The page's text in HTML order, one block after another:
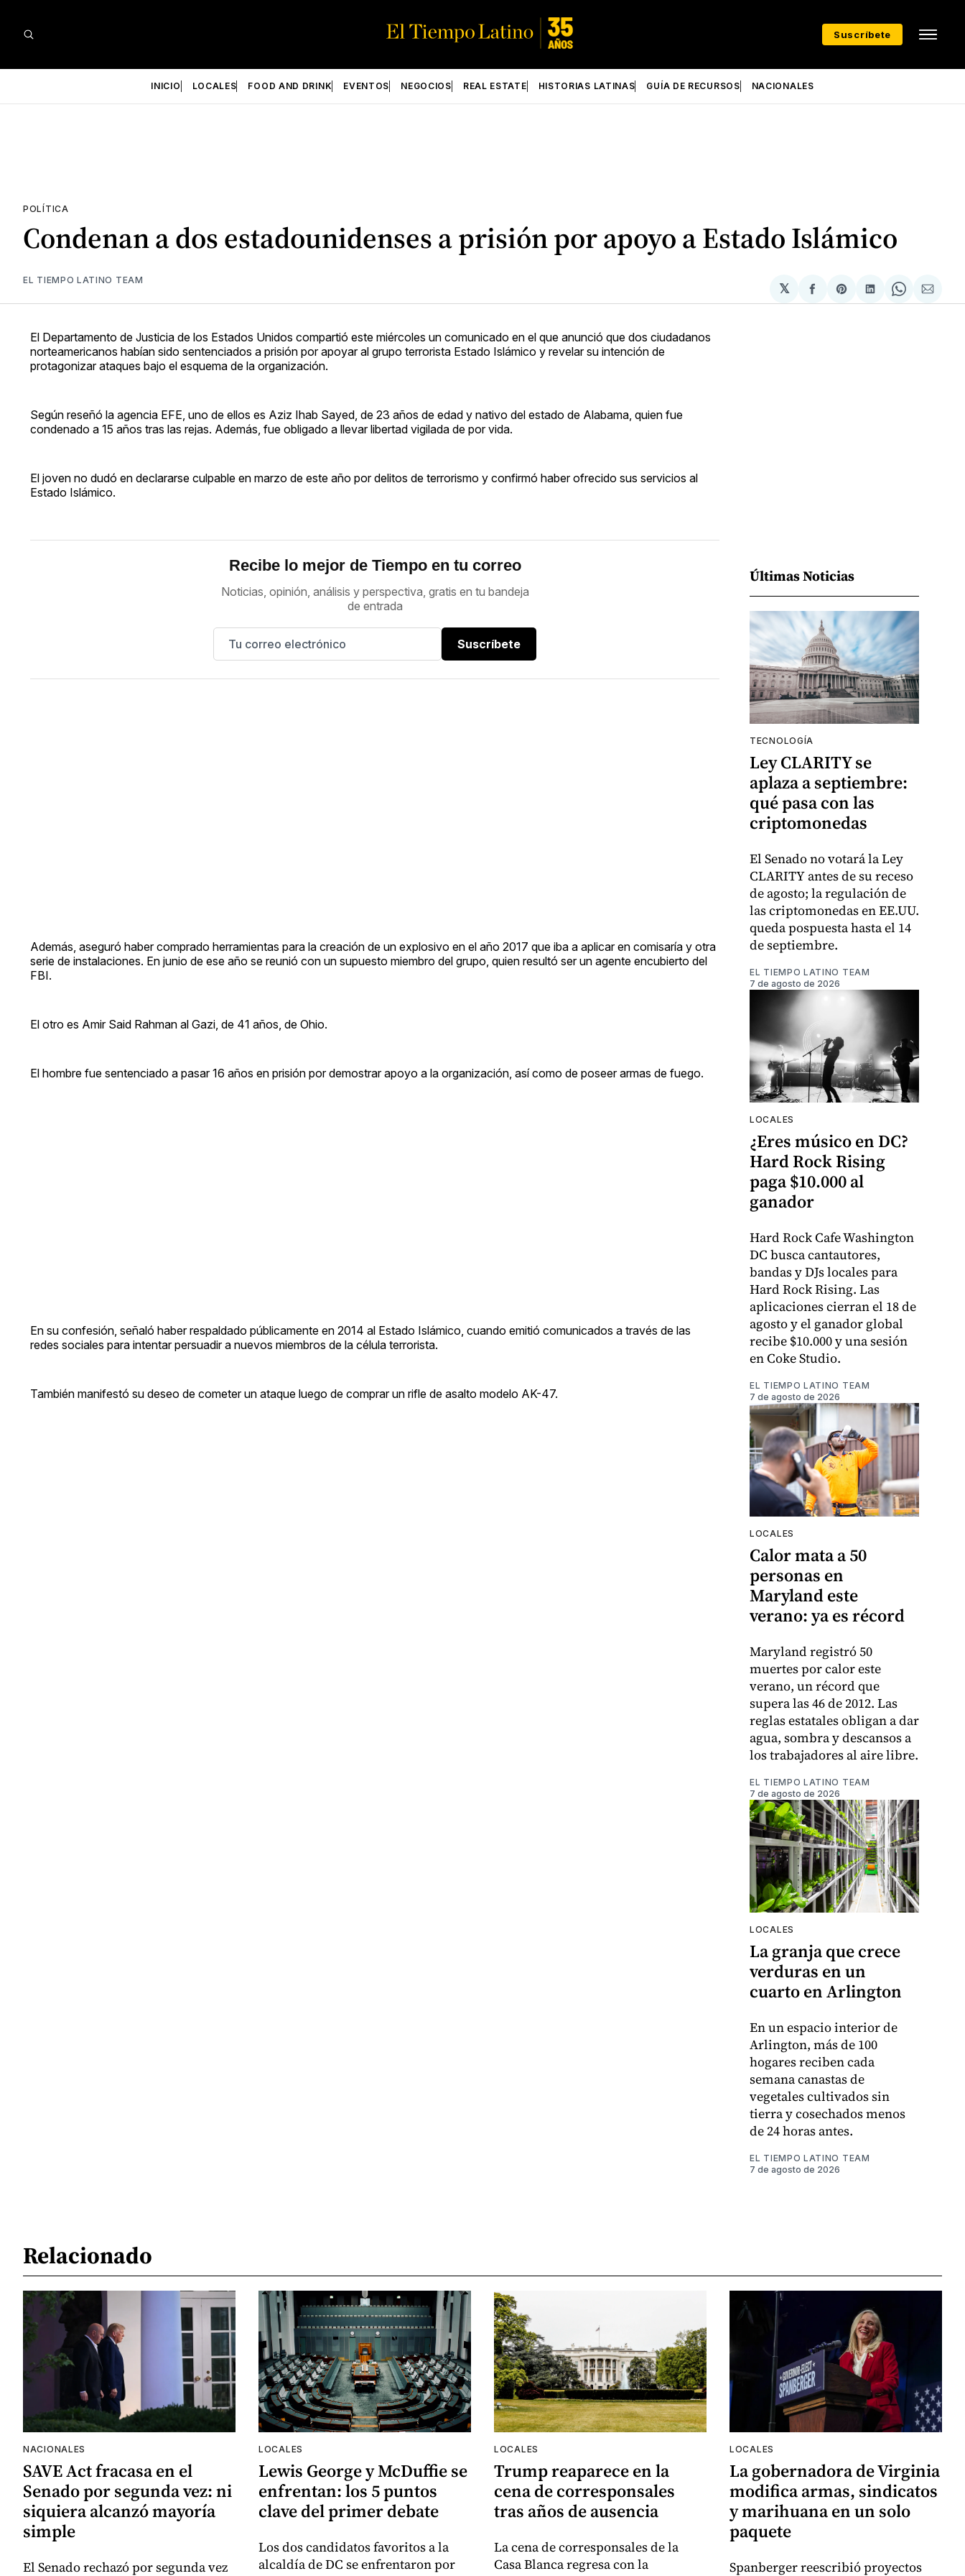
Suscríbete
INICIO LOCALES FOOD AND DRINK EVENTOS NEGOCIOS REAL ESTATE HISTORIAS LATINAS GUÍA DE RECURSOS NACIONALES
POLÍTICA
Condenan a dos estadounidenses a prisión por apoyo a Estado Islámico
EL TIEMPO LATINO TEAM
𝕏
Compartir
en
Share
on
Compartir
en
Share
on
via
El Departamento de Justicia de los Estados Unidos compartió este miércoles un comunicado en el que anunció que dos ciudadanos
norteamericanos habían sido sentenciados a prisión por apoyar al grupo terrorista Estado Islámico y revelar su intención de
protagonizar ataques bajo el esquema de la organización.
Según reseñó la agencia EFE, uno de ellos es Aziz Ihab Sayed, de 23 años de edad y nativo del estado de Alabama, quien fue
condenado a 15 años tras las rejas. Además, fue obligado a llevar libertad vigilada de por vida.
El joven no dudó en declararse culpable en marzo de este año por delitos de terrorismo y confirmó haber ofrecido sus servicios al
Estado Islámico.
Recibe lo mejor de Tiempo en tu correo
Noticias, opinión, análisis y perspectiva, gratis en tu bandeja
de entrada
Suscríbete
Además, aseguró haber comprado herramientas para la creación de un explosivo en el año 2017 que iba a aplicar en comisaría y otra
serie de instalaciones. En junio de ese año se reunió con un supuesto miembro del grupo, quien resultó ser un agente encubierto del
FBI.
El otro es Amir Said Rahman al Gazi, de 41 años, de Ohio.
El hombre fue sentenciado a pasar 16 años en prisión por demostrar apoyo a la organización, así como de poseer armas de fuego.
En su confesión, señaló haber respaldado públicamente en 2014 al Estado Islámico, cuando emitió comunicados a través de las
redes sociales para intentar persuadir a nuevos miembros de la célula terrorista.
También manifestó su deseo de cometer un ataque luego de comprar un rifle de asalto modelo AK-47.
Últimas Noticias
TECNOLOGÍA
Ley CLARITY se
aplaza a septiembre:
qué pasa con las
criptomonedas
El Senado no votará la Ley
CLARITY antes de su receso
de agosto; la regulación de
las criptomonedas en EE.UU.
queda pospuesta hasta el 14
de septiembre.
EL TIEMPO LATINO TEAM
7 de agosto de 2026
LOCALES
¿Eres músico en DC?
Hard Rock Rising
paga $10.000 al
ganador
Hard Rock Cafe Washington
DC busca cantautores,
bandas y DJs locales para
Hard Rock Rising. Las
aplicaciones cierran el 18 de
agosto y el ganador global
recibe $10.000 y una sesión
en Coke Studio.
EL TIEMPO LATINO TEAM
7 de agosto de 2026
LOCALES
Calor mata a 50
personas en
Maryland este
verano: ya es récord
Maryland registró 50
muertes por calor este
verano, un récord que
supera las 46 de 2012. Las
reglas estatales obligan a dar
agua, sombra y descansos a
los trabajadores al aire libre.
EL TIEMPO LATINO TEAM
7 de agosto de 2026
LOCALES
La granja que crece
verduras en un
cuarto en Arlington
En un espacio interior de
Arlington, más de 100
hogares reciben cada
semana canastas de
vegetales cultivados sin
tierra y cosechados menos
de 24 horas antes.
EL TIEMPO LATINO TEAM
7 de agosto de 2026
Relacionado
NACIONALES
SAVE Act fracasa en el
Senado por segunda vez: ni
siquiera alcanzó mayoría
simple
El Senado rechazó por segunda vez
LOCALES
Lewis George y McDuffie se
enfrentan: los 5 puntos
clave del primer debate
Los dos candidatos favoritos a la
alcaldía de DC se enfrentaron por
LOCALES
Trump reaparece en la
cena de corresponsales
tras años de ausencia
La cena de corresponsales de la
Casa Blanca regresa con la
LOCALES
La gobernadora de Virginia
modifica armas, sindicatos
y marihuana en un solo
paquete
Spanberger reescribió proyectos